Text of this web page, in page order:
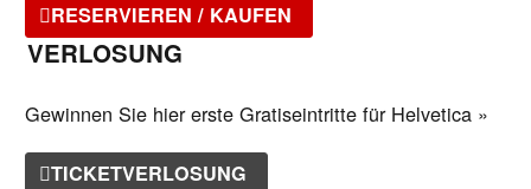
RESERVIEREN / KAUFEN
VERLOSUNG
Gewinnen Sie hier erste Gratiseintritte für Helvetica »
TICKETVERLOSUNG